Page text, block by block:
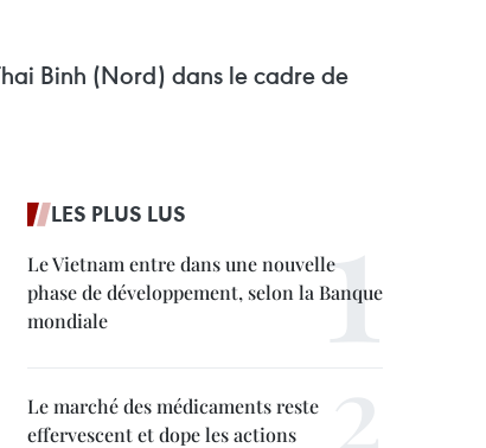
Binh (Nord) dans le cadre de
LES PLUS LUS
Le Vietnam entre dans une nouvelle
phase de développement, selon la Banque
mondiale
Le marché des médicaments reste
effervescent et dope les actions